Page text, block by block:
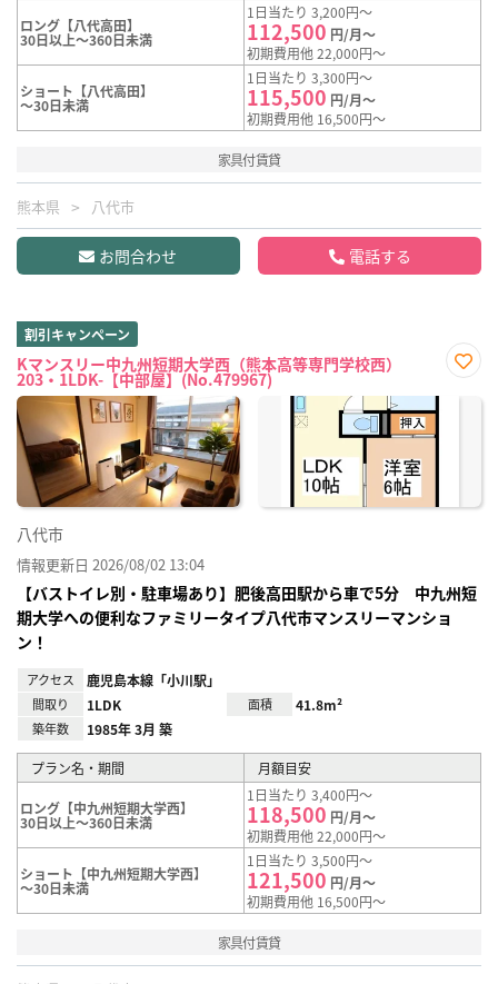
ロング【八代高田】
30日以上～360日未満
1日当たり 3,200円～
112,500 円/月～
初期費用他 22,000円～
ショート【八代高田】
～30日未満
1日当たり 3,300円～
115,500 円/月～
初期費用他 16,500円～
家具付賃貸
熊本県 八代市
お問合わせ 電話する
割引キャンペーン
Kマンスリー中九州短期大学西（熊本高等専門学校西）
203・1LDK-【中部屋】(No.479967)
に入
八代市
情報更新日 2026/08/02 13:04
【バストイレ別・駐車場あり】肥後高田駅から車で5分 中九州短
期大学への便利なファミリータイプ八代市マンスリーマンショ
ン！
アクセス 鹿児島本線「小川駅」
間取り 1LDK 面積 41.8m²
築年数 1985年 3月 築
プラン名・期間 月額目安
ロング【中九州短期大学西】
30日以上～360日未満
1日当たり 3,400円～
118,500 円/月～
初期費用他 22,000円～
ショート【中九州短期大学西】
～30日未満
1日当たり 3,500円～
121,500 円/月～
初期費用他 16,500円～
家具付賃貸